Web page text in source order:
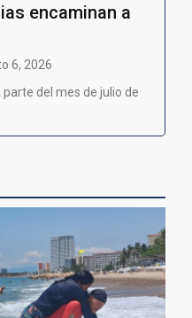
encaminan a
6, 2026
del mes de julio de